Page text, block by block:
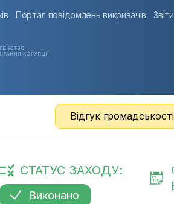
Портал повідомлень викривачів
Відгук громадськості
СТАТУС ЗАХОДУ:
Виконано